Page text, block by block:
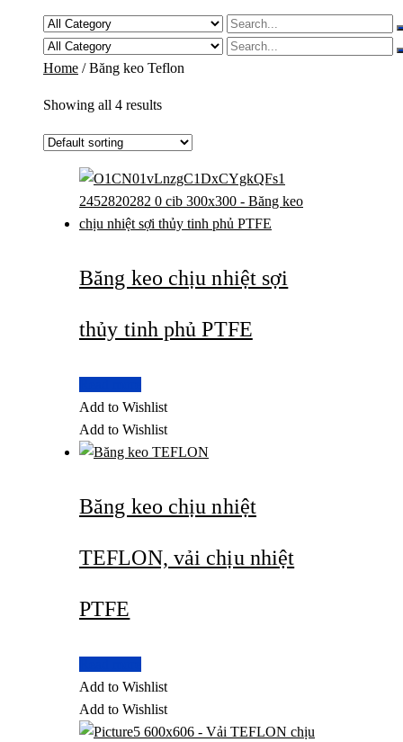
Home / Băng keo Teflon
Showing all 4 results
Băng keo chịu nhiệt sợi
thủy tinh phủ PTFE
Add to Wishlist
Add to Wishlist
Băng keo chịu nhiệt
TEFLON, vải chịu nhiệt
PTFE
Add to Wishlist
Add to Wishlist